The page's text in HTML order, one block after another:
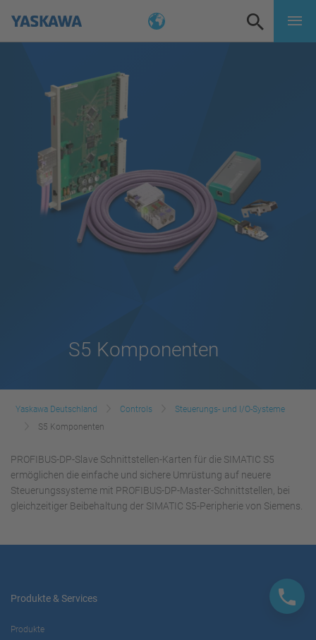
S5 Komponenten
Yaskawa Deutschland Controls
Steuerungs- und I/O-Systeme
S5 Komponenten
PROFIBUS-DP-Slave Schnittstellen-Karten für die SIMATIC S5
ermöglichen die einfache und sichere Umrüstung auf neuere
Steuerungssysteme mit PROFIBUS-DP-Master-Schnittstellen, bei
gleichzeitiger Beibehaltung der SIMATIC S5-Peripherie von Siemens.
Produkte & Services
Produkte